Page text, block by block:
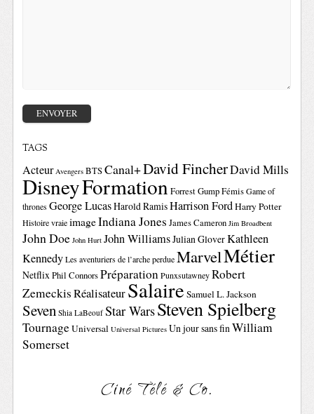
TAGS
Acteur Avengers BTSCanal+David FincherDavid Mills
DisneyFormationForrest GumpFémis Game of
thrones George LucasHarold RamisHarrison FordHarry Potter
Histoire vraie imageIndiana Jones James Cameron Jim Broadbent
John Doe John Hurt John WilliamsJulian GloverKathleen
Kennedy Les aventuriers de l’arche perdue MarvelMétier
NetflixPhil ConnorsPréparation Punxsutawney Robert
ZemeckisRéalisateurSalaire Samuel L. Jackson
Seven Shia LaBeouf Star WarsSteven Spielberg
TournageUniversal Universal Pictures Un jour sans finWilliam
Somerset
Ciné Télé & Co.